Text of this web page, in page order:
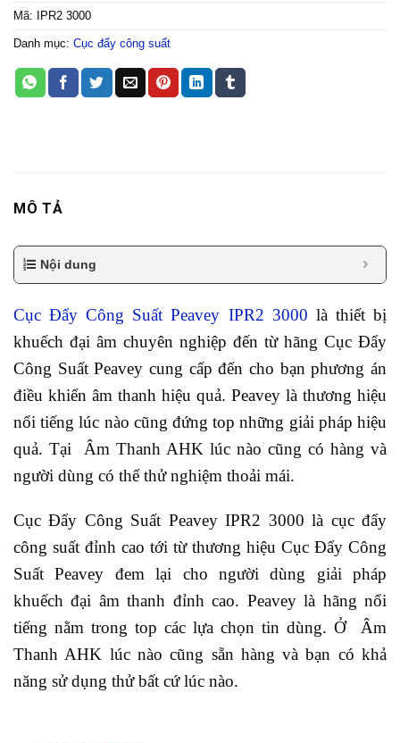
Mã: IPR2 3000
Danh mục: Cục đẩy công suất
MÔ TẢ
Nội dung
Cục Đẩy Công Suất Peavey IPR2 3000 là thiết bị
khuếch đại âm chuyên nghiệp đến từ hãng Cục Đẩy
Công Suất Peavey cung cấp đến cho bạn phương án
điều khiển âm thanh hiệu quả. Peavey là thương hiệu
nổi tiếng lúc nào cũng đứng top những giải pháp hiệu
quả. Tại Âm Thanh AHK lúc nào cũng có hàng và
người dùng có thể thử nghiệm thoải mái.
Cục Đẩy Công Suất Peavey IPR2 3000 là cục đẩy
công suất đỉnh cao tới từ thương hiệu Cục Đẩy Công
Suất Peavey đem lại cho người dùng giải pháp
khuếch đại âm thanh đỉnh cao. Peavey là hãng nổi
tiếng nằm trong top các lựa chọn tin dùng. Ở Âm
Thanh AHK lúc nào cũng sẵn hàng và bạn có khả
năng sử dụng thử bất cứ lúc nào.